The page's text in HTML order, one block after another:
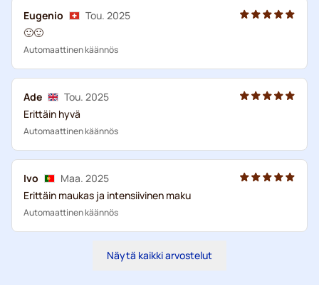
Eugenio
Tou. 2025
🙂🙂
Automaattinen käännös
Ade
Tou. 2025
Erittäin hyvä
Automaattinen käännös
Ivo
Maa. 2025
Erittäin maukas ja intensiivinen maku
Automaattinen käännös
Näytä kaikki arvostelut